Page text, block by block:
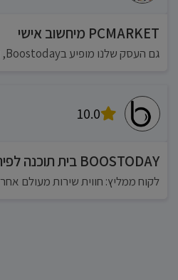
PCMARKET מיחשוב אישי
גם העסק שלנו מופיע בBoostoday, ואנחנו פתוחים :)
10.0
BOOSTODAY בית תוכנה לפיתוח אתרים
לקוח ממליץ: חווית שירות מעולם אחר